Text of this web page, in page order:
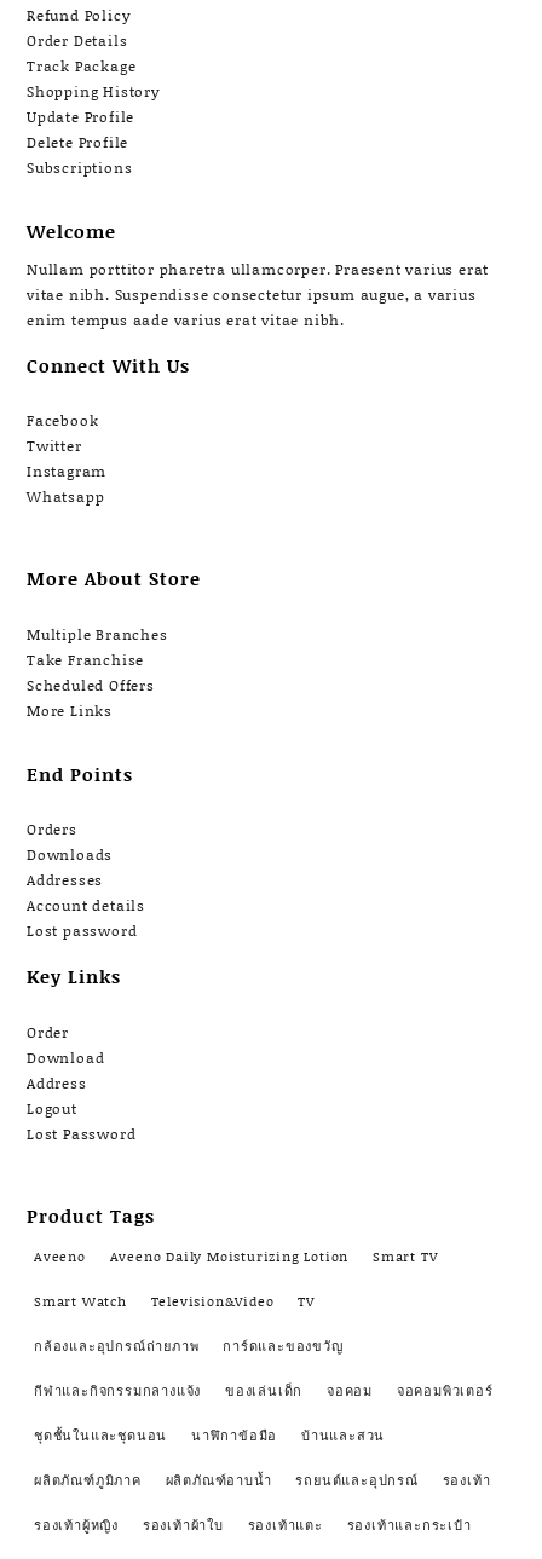
Refund Policy
Order Details
Track Package
Shopping History
Update Profile
Delete Profile
Subscriptions
Welcome
Nullam porttitor pharetra ullamcorper. Praesent varius erat
vitae nibh. Suspendisse consectetur ipsum augue, a varius
enim tempus aade varius erat vitae nibh.
Connect With Us
Facebook
Twitter
Instagram
Whatsapp
More About Store
Multiple Branches
Take Franchise
Scheduled Offers
More Links
End Points
Orders
Downloads
Addresses
Account details
Lost password
Key Links
Order
Download
Address
Logout
Lost Password
Product Tags
Aveeno Aveeno Daily Moisturizing Lotion Smart TV
Smart Watch Television&Video TV
กล้องและอุปกรณ์ถ่ายภาพ การ์ดและของขวัญ
กีฬาและกิจกรรมกลางแจ้ง ของเล่นเด็ก จอคอม จอคอมพิวเตอร์
ชุดชั้นในและชุดนอน นาฬิกาข้อมือ บ้านและสวน
ผลิตภัณฑ์ภูมิภาค ผลิตภัณฑ์อาบน้ำ รถยนต์และอุปกรณ์ รองเท้า
รองเท้าผู้หญิง รองเท้าผ้าใบ รองเท้าแตะ รองเท้าและกระเป๋า